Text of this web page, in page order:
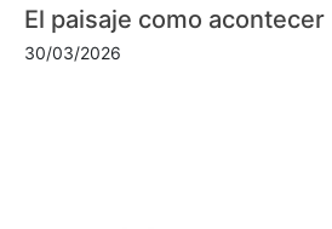
El paisaje como
30/03/2026